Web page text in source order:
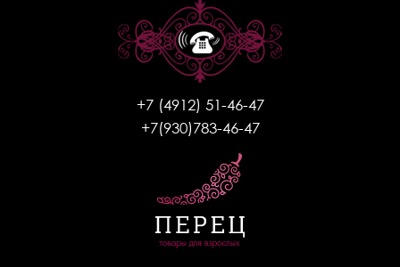
+7 (4912) 51-46-47
+7(930)783-46-47